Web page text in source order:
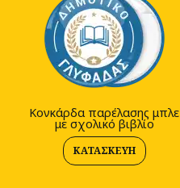
Κονκάρδα παρέλασης μπλε
με σχολικό βιβλίο
ΚΑΤΑΣΚΕΥΉ